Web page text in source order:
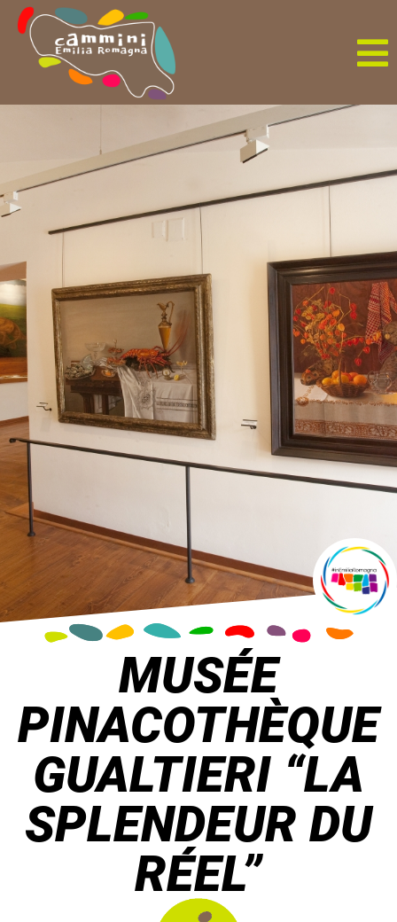
MUSÉE
PINACOTHÈQUE
GUALTIERI “LA
SPLENDEUR DU
RÉEL”